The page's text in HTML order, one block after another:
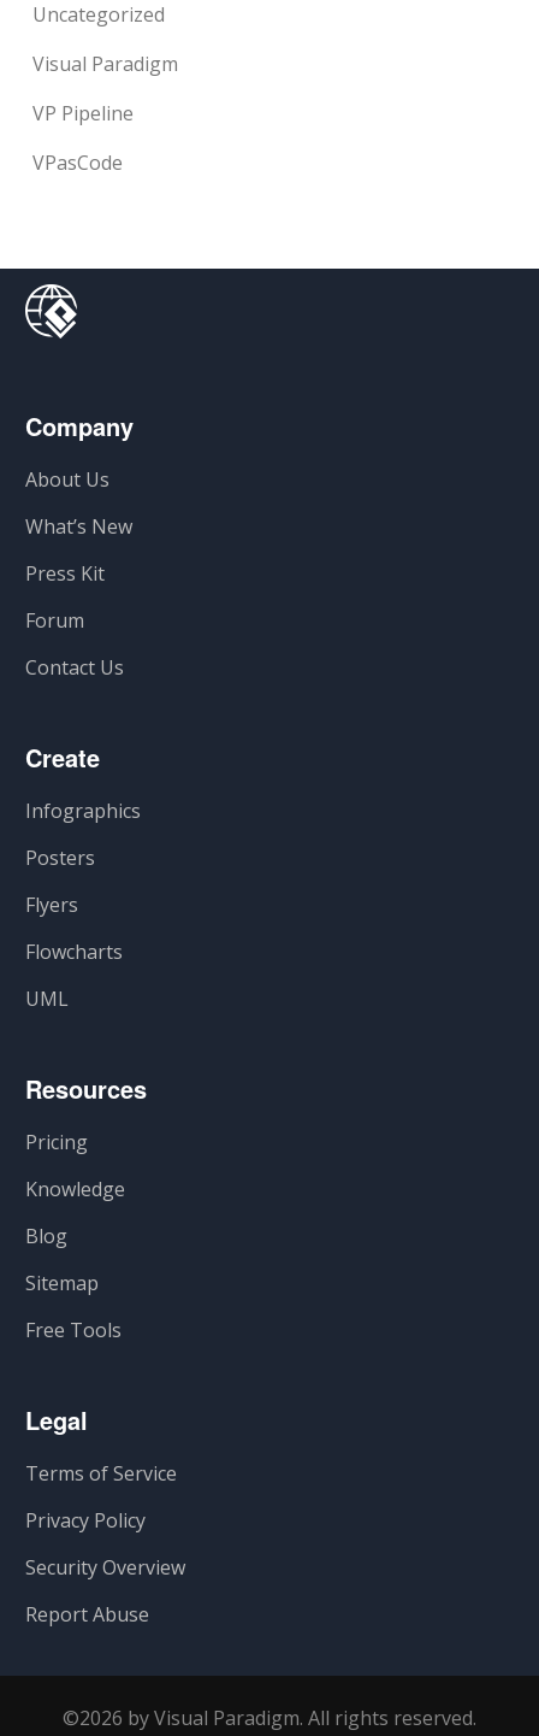
Uncategorized
Visual Paradigm
VP Pipeline
VPasCode
Company
About Us
What’s New
Press Kit
Forum
Contact Us
Create
Infographics
Posters
Flyers
Flowcharts
UML
Resources
Pricing
Knowledge
Blog
Sitemap
Free Tools
Legal
Terms of Service
Privacy Policy
Security Overview
Report Abuse
©2026 by Visual Paradigm. All rights reserved.